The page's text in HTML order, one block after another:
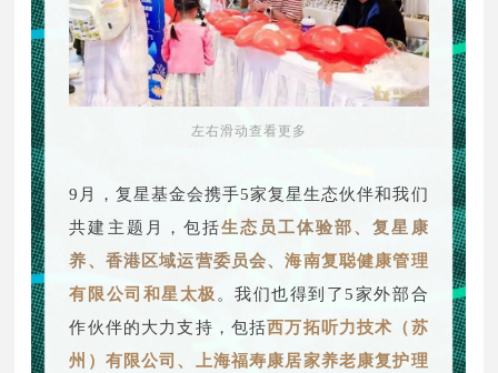
左右滑动查看更多
9月，复星基金会携手5家复星生态伙伴和我们
共建主题月，包括生态员工体验部、复星康
养、香港区域运营委员会、海南复聪健康管理
有限公司和星太极 。我们也得到了5家外部合
作伙伴的大力支持，包括西万拓听力技术（苏
州）有限公司、上海福寿康居家养老康复护理